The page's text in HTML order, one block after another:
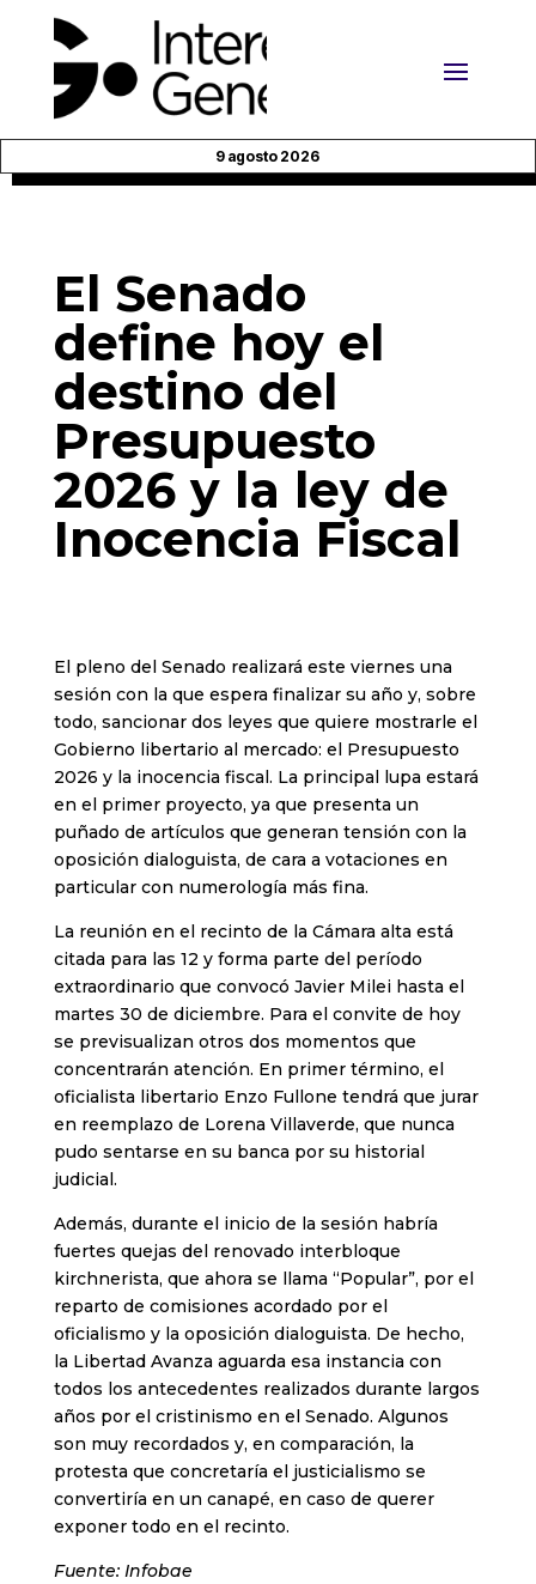
9 agosto 2026
El Senado
define hoy el
destino del
Presupuesto
2026 y la ley de
Inocencia Fiscal
El pleno del Senado realizará este viernes una
sesión con la que espera finalizar su año y, sobre
todo, sancionar dos leyes que quiere mostrarle el
Gobierno libertario al mercado: el Presupuesto
2026 y la inocencia fiscal. La principal lupa estará
en el primer proyecto, ya que presenta un
puñado de artículos que generan tensión con la
oposición dialoguista, de cara a votaciones en
particular con numerología más fina.
La reunión en el recinto de la Cámara alta está
citada para las 12 y forma parte del período
extraordinario que convocó Javier Milei hasta el
martes 30 de diciembre. Para el convite de hoy
se previsualizan otros dos momentos que
concentrarán atención. En primer término, el
oficialista libertario Enzo Fullone tendrá que jurar
en reemplazo de Lorena Villaverde, que nunca
pudo sentarse en su banca por su historial
judicial.
Además, durante el inicio de la sesión habría
fuertes quejas del renovado interbloque
kirchnerista, que ahora se llama “Popular”, por el
reparto de comisiones acordado por el
oficialismo y la oposición dialoguista. De hecho,
la Libertad Avanza aguarda esa instancia con
todos los antecedentes realizados durante largos
años por el cristinismo en el Senado. Algunos
son muy recordados y, en comparación, la
protesta que concretaría el justicialismo se
convertiría en un canapé, en caso de querer
exponer todo en el recinto.
Fuente: Infobae